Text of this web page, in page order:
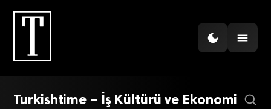
Turkishtime – İş Kültürü ve Ekonomi